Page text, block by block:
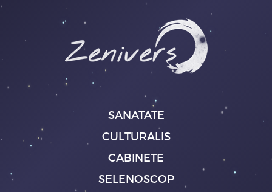
SANATATE
CULTURALIS
CABINETE
SELENOSCOP